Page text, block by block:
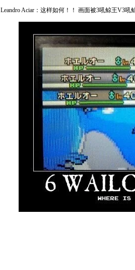
Leandro Aciar：这样如何！！ 画面被3吼鲸王V3